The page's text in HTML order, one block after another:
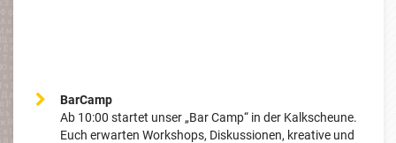
BarCamp
Ab 10:00 startet unser „Bar Camp“ in der Kalkscheune.
Euch erwarten Workshops, Diskussionen, kreative und